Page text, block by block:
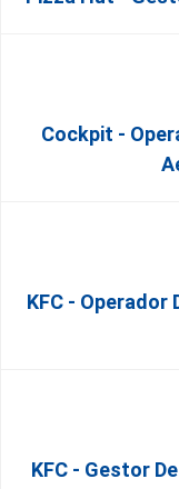
Cockpit -
KFC -
KFC - Gestor